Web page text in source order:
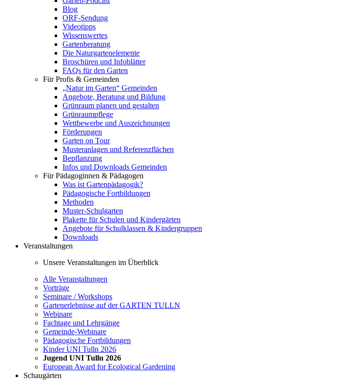
Blog
ORF-Sendung
Videotipps
Wissenswertes
Gartenberatung
Die Naturgartenelemente
Broschüren und Infoblätter
FAQs für den Garten
Für Profis & Gemeinden
„Natur im Garten“ Gemeinden
Angebote, Beratung und Bildung
Grünraum planen und gestalten
Grünraumpflege
Wettbewerbe und Auszeichnungen
Förderungen
Garten on Tour
Musteranlagen und Referenzflächen
Bepflanzung
Infos und Downloads Gemeinden
Für Pädagoginnen & Pädagogen
Was ist Gartenpädagogik?
Pädagogische Fortbildungen
Methoden
Muster-Schulgarten
Plakette für Schulen und Kindergärten
Angebote für Schulklassen & Kindergruppen
Downloads
Veranstaltungen
Unsere Veranstaltungen im Überblick
Alle Veranstaltungen
Vorträge
Seminare / Workshops
Gartenerlebnisse auf der GARTEN TULLN
Webinare
Fachtage und Lehrgänge
Gemeinde-Webinare
Pädagogische Fortbildungen
Kinder UNI Tulln 2026
Jugend UNI Tulln 2026
European Award for Ecological Gardening
Schaugärten